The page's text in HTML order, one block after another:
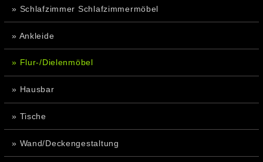
» Schlafzimmer Schlafzimmermöbel
» Ankleide
» Flur-/Dielenmöbel
» Hausbar
» Tische
» Wand/Deckengestaltung